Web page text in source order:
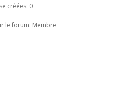
créées: 0
le forum: Membre